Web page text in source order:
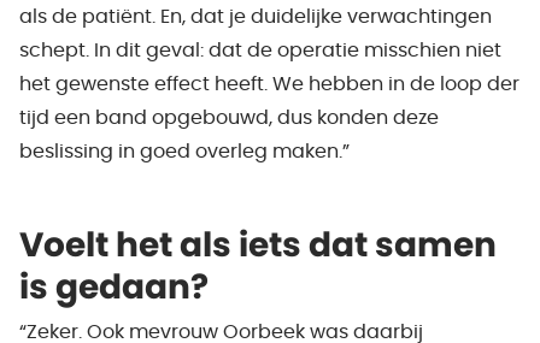
als de patiënt. En, dat je duidelijke verwachtingen
schept. In dit geval: dat de operatie misschien niet
het gewenste effect heeft. We hebben in de loop der
tijd een band opgebouwd, dus konden deze
beslissing in goed overleg maken.”
Voelt het als iets dat samen
is gedaan?
“Zeker. Ook mevrouw Oorbeek was daarbij